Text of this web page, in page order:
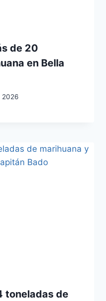
de 20
en Bella
2026
toneladas de